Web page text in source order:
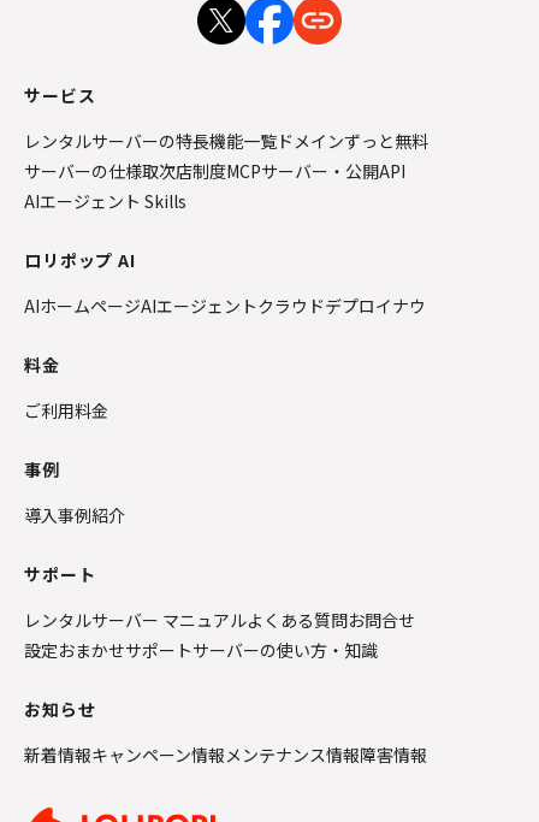
サービス
レンタルサーバーの特長機能一覧 ドメインずっと無料
サーバーの仕様取次店制度MCPサーバー・公開API
AIエージェント Skills
ロリポップ AI
AIホームページAIエージェントクラウドデプロイナウ
料金
ご利用料金
事例
導入事例紹介
サポート
レンタルサーバー マニュアルよくある質問お問合せ
設定おまかせサポートサーバーの使い方・知識
お知らせ
新着情報キャンペーン情報メンテナンス情報障害情報